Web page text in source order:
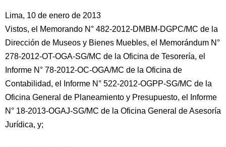
Lima, 10 de enero de 2013
Vistos, el Memorando N° 482-2012-DMBM-DGPC/MC de la
Dirección de Museos y Bienes Muebles, el Memorándum N°
278-2012-OT-OGA-SG/MC de la Oficina de Tesorería, el
Informe N° 78-2012-OC-OGA/MC de la Oficina de
Contabilidad, el Informe N° 522-2012-OGPP-SG/MC de la
Oficina General de Planeamiento y Presupuesto, el Informe
N° 18-2013-OGAJ-SG/MC de la Oficina General de Asesoría
Jurídica, y;